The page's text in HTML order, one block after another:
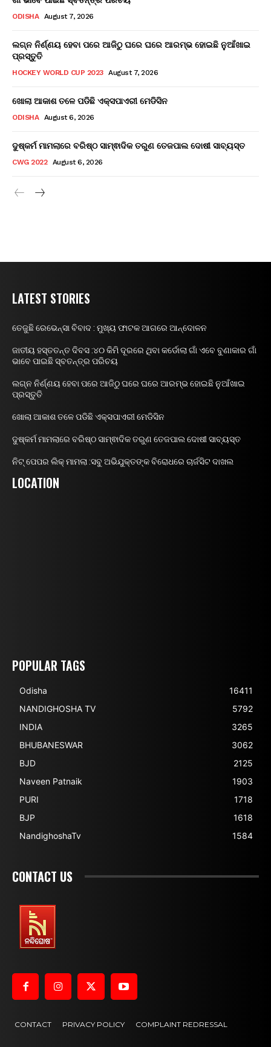
ODISHA August 7, 2026
ଲଗ୍ନ ନିର୍ଣ୍ଣୟ ହେବା ପରେ ଆଜିଠୁ ଘରେ ଘରେ ଆରମ୍ଭ ହୋଇଛି ନୁଆଁଖାଇ
ପ୍ରସ୍ତୁତି
HOCKEY WORLD CUP 2023 August 7, 2026
ଖୋଲା ଆକାଶ ତଳେ ପଡିଛି ଏକ୍ସପାଏରୀ ମେଡିସିନ
ODISHA August 6, 2026
ଦୁଷ୍କର୍ମ ମାମଲାରେ ବରିଷ୍ଠ ସାମ୍ଵାଦିକ ତରୁଣ ତେଜପାଲ ଦୋଷୀ ସାବ୍ୟସ୍ତ
CWG 2022 August 6, 2026
LATEST STORIES
ତେଜୁଛି ରେଭେନ୍ସା ବିବାଦ : ମୁଖ୍ୟ ଫାଟକ ଆଗରେ ଆନ୍ଦୋଳନ
ଜାତୀୟ ହସ୍ତତନ୍ତ ଦିବସ :୪୦ କିମି ଦୂରରେ ଥିବା କର୍ଡୋଲା ଗାଁ ଏବେ ବୁଣାକାର ଗାଁ
ଭାବେ ପାଇଛି ସ୍ବତନ୍ତ୍ର ପରିଚୟ
ଲଗ୍ନ ନିର୍ଣ୍ଣୟ ହେବା ପରେ ଆଜିଠୁ ଘରେ ଘରେ ଆରମ୍ଭ ହୋଇଛି ନୁଆଁଖାଇ
ପ୍ରସ୍ତୁତି
ଖୋଲା ଆକାଶ ତଳେ ପଡିଛି ଏକ୍ସପାଏରୀ ମେଡିସିନ
ଦୁଷ୍କର୍ମ ମାମଲାରେ ବରିଷ୍ଠ ସାମ୍ଵାଦିକ ତରୁଣ ତେଜପାଲ ଦୋଷୀ ସାବ୍ୟସ୍ତ
ନିଟ୍ ପେପର ଲିକ୍ ମାମଲା :ସବୁ ଅଭିଯୁକ୍ତଙ୍କ ବିରୋଧରେ ଚାର୍ଜସିଟ ଦାଖଲ
LOCATION
POPULAR TAGS
Odisha
16411
NANDIGHOSHA TV
5792
INDIA
3265
BHUBANESWAR
3062
BJD
2125
Naveen Patnaik
1903
PURI
1718
BJP
1618
NandighoshaTv
1584
CONTACT US
CONTACT PRIVACY POLICY COMPLAINT REDRESSAL